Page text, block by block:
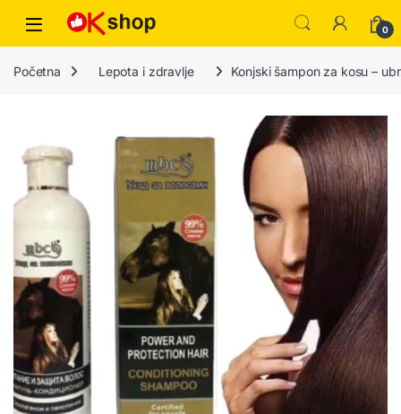
0
Početna Lepota i zdravlje Konjski šampon za kosu –
🔍